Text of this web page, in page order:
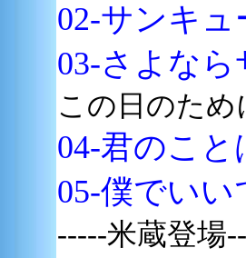
02-サンキュ
03-さよなら
この日のた
04-君のこと
05-僕でいい
-----米蔵登場